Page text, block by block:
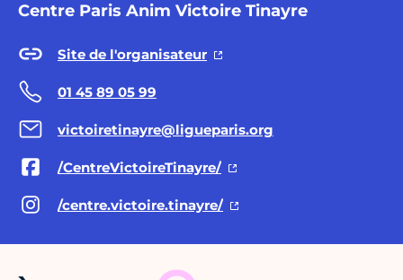
Centre Paris Anim Victoire Tinayre
Site de l'organisateur
01 45 89 05 99
victoiretinayre@ligueparis.org
/CentreVictoireTinayre/
/centre.victoire.tinayre/